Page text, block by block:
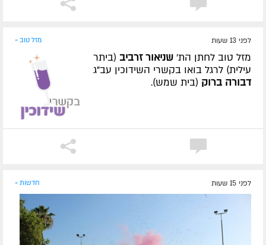
לפני 13 שעות מזל טוב »
מזל טוב לחתן הת' שניאור זרביב (ביתר
עילית) לרגל בואו בקשרי השידוכין עב"ג
דבורה ברוק (בית שמש).
לפני 15 שעות חדשות »